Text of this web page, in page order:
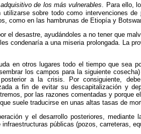
de los más vulnerables. Para ello,
sobre todo como intervenciones de
como en las hambrunas de Etiopía y
el desastre, ayudándoles a no tener que
condenaría a una miseria prolongada. La
en otros lugares todo el tiempo que sea
los campos para la siguiente
a la crisis. Por consiguiente,
a fin de evitar su descapitalización y
por las razones comentadas y porque
suele traducirse en unas altas tasas de
y el desarrollo posteriores,
públicas (pozos, carreteras,